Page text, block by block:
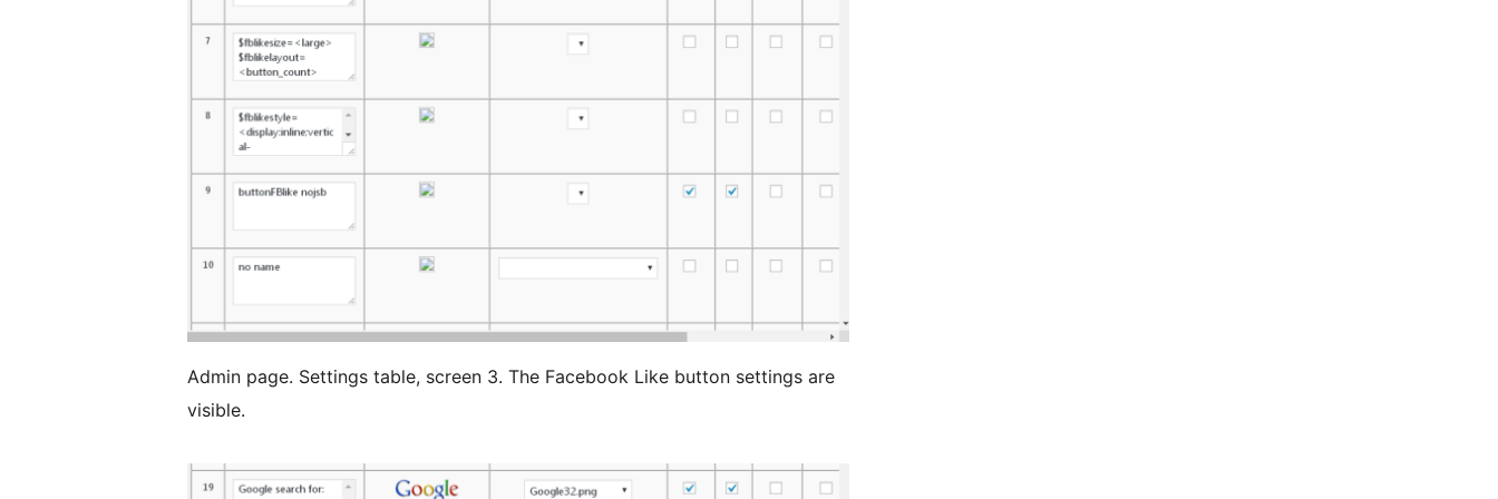
Admin page. Settings table, screen 3. The Facebook Like button settings are
visible.